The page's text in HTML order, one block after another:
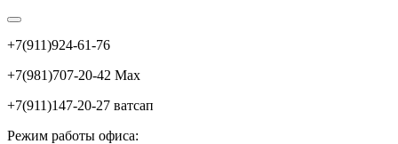
+7(911)924-61-76
+7(981)707-20-42 Max
+7(911)147-20-27 ватсап
Режим работы офиса: